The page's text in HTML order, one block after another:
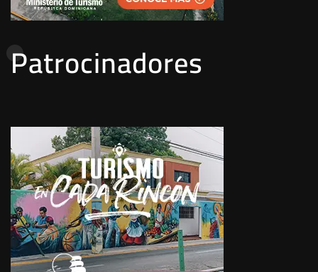
Patrocinadores